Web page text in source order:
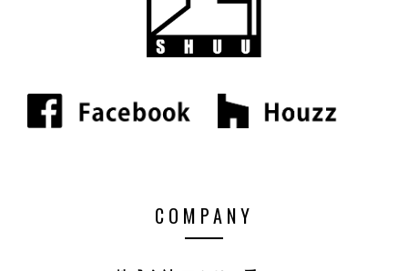
COMPANY